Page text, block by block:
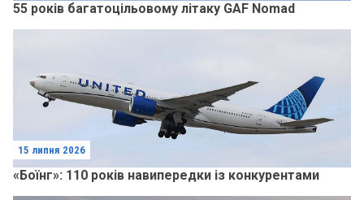
55 років багатоцільовому літаку GAF Nomad
15 липня 2026
«Боїнг»: 110 років навипередки із конкурентами